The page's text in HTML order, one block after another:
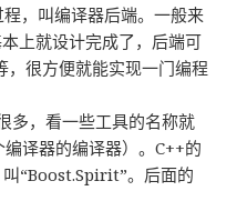
，叫编译器后端。一般来
上就设计完成了，后端可
很方便就能实现一门编程
多，看一些工具的名称就
译器的编译器）。C++的
“Boost.Spirit”。后面的